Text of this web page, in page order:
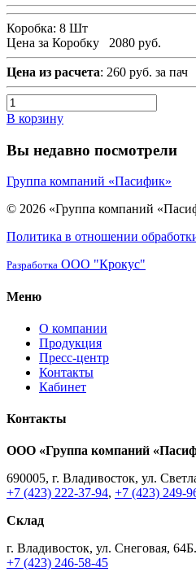
Коробка: 8 Шт
Цена за Коробку
2080 руб.
Цена из расчета: 260 руб. за пач
В корзину
Вы недавно посмотрели
Группа компаний «Пасифик»
© 2026 «Группа компаний
Политика в отношении
Разработка ООО "Крокус"
Меню
О компании
Продукция
Пресс-центр
Контакты
Кабинет
Контакты
ООО «Группа компаний
690005, г. Владивосток, ул.
+7 (423) 222-37-94, +7 (423) 249-
Склад
г. Владивосток, ул. Снеговая, 64Б.
+7 (423) 246-58-45